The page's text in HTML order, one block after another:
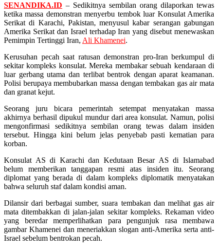
SENANDIKA.ID – Sedikitnya sembilan orang dilaporkan tewas
ketika massa demonstran menyerbu tembok luar Konsulat Amerika
Serikat di Karachi, Pakistan, menyusul kabar serangan gabungan
Amerika Serikat dan Israel terhadap Iran yang disebut menewaskan
Pemimpin Tertinggi Iran, Ali Khamenei.
Kerusuhan pecah saat ratusan demonstran pro-Iran berkumpul di
sekitar kompleks konsulat. Mereka membakar sebuah kendaraan di
luar gerbang utama dan terlibat bentrok dengan aparat keamanan.
Polisi berupaya membubarkan massa dengan tembakan gas air mata
dan granat kejut.
Seorang juru bicara pemerintah setempat menyatakan massa
akhirnya berhasil dipukul mundur dari area konsulat. Namun, polisi
mengonfirmasi sedikitnya sembilan orang tewas dalam insiden
tersebut. Hingga kini belum jelas penyebab pasti kematian para
korban.
Konsulat AS di Karachi dan Kedutaan Besar AS di Islamabad
belum memberikan tanggapan resmi atas insiden itu. Seorang
diplomat yang berada di dalam kompleks diplomatik menyatakan
bahwa seluruh staf dalam kondisi aman.
Dilansir dari berbagai sumber, suara tembakan dan melihat gas air
mata ditembakkan di jalan-jalan sekitar kompleks. Rekaman video
yang beredar memperlihatkan para pengunjuk rasa membawa
gambar Khamenei dan meneriakkan slogan anti-Amerika serta anti-
Israel sebelum bentrokan pecah.